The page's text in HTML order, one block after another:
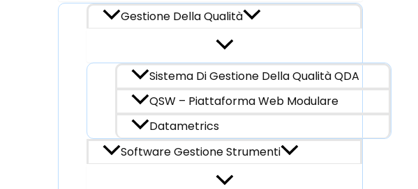
Gestione Della Qualità
Sistema Di Gestione Della Qualità QDA
QSW – Piattaforma Web Modulare
Datametrics
Software Gestione Strumenti